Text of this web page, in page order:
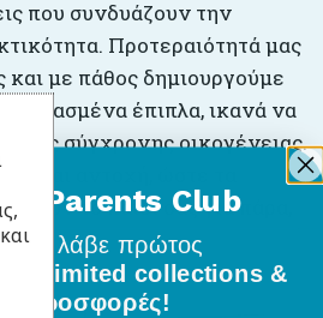
που συνδυάζουν την
Προτεραιότητά μας
και με πάθος δημιουργούμε
έπιπλα, ικανά να
της σύγχρονης οικογένειας.
και αντοχή, ώστε τα
το παιδί σας για πάρα,
Parents Club
και λάβε πρώτος
limited collections &
προσφορές!